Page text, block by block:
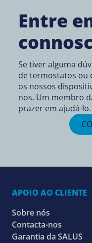
Entre
Se tiver alguma
de termostatos ou
os nossos
nos. Um membro
prazer em ajudá-lo.
APOIO AO CLIENTE
Sobre nós
Contacta-nos
Garantia da SALUS